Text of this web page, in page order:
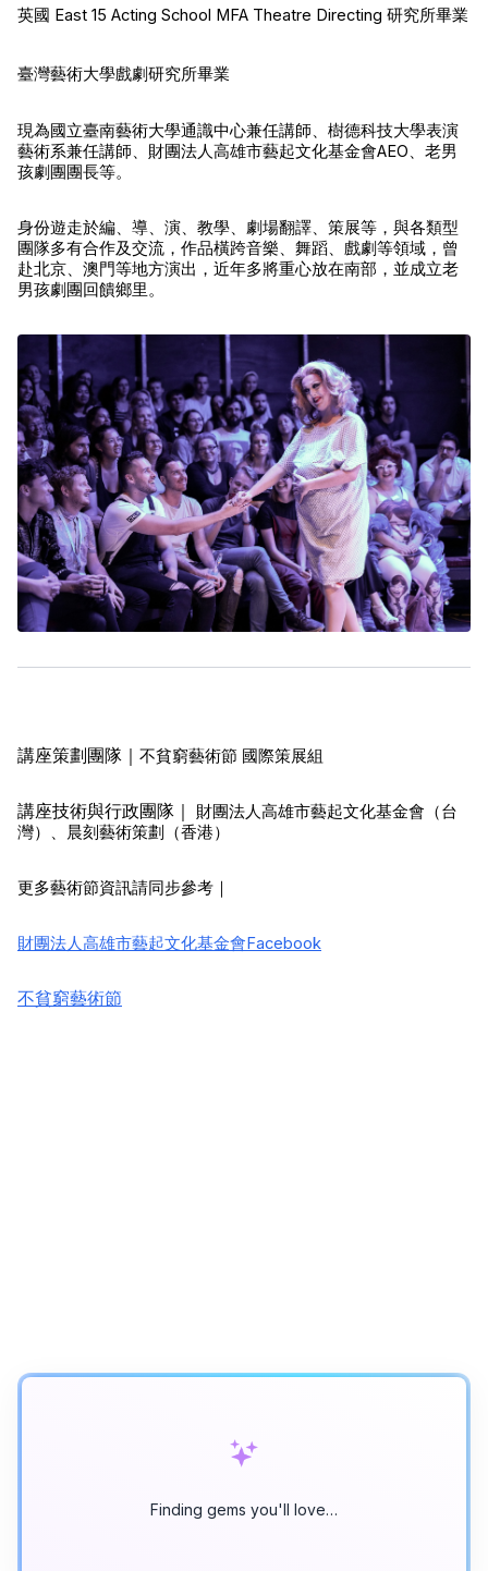
英國 East 15 Acting School MFA Theatre Directing 研究所畢業
臺灣藝術大學戲劇研究所畢業
現為國立臺南藝術大學通識中心兼任講師、樹德科技大學表演
藝術系兼任講師、財團法人高雄市藝起文化基金會AEO、老男
孩劇團團長等。
身份遊走於編、導、演、教學、劇場翻譯、策展等，與各類型
團隊多有合作及交流，作品橫跨音樂、舞蹈、戲劇等領域，曾
赴北京、澳門等地方演出，近年多將重心放在南部，並成立老
男孩劇團回饋鄉里。
講座策劃團隊｜ 不貧窮藝術節 國際策展組
講座技術與行政團隊｜
財團法人高雄市藝起文化基金會（台
灣）、晨刻藝術策劃（香港）
更多藝術節資訊請同步參考｜
財團法人高雄市藝起文化基金會Facebook
不貧窮藝術節
Finding gems you'll love…